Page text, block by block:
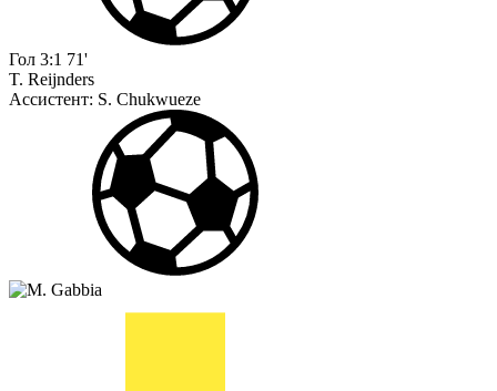
Гол 3:1 71'
T. Reijnders
Ассистент: S. Chukwueze